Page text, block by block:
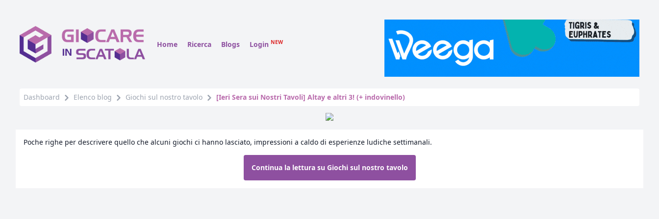
Home Ricerca Blogs Login NEW
Dashboard Elenco blog Giochi sul nostro tavolo [Ieri Sera sui Nostri Tavoli] Altay e altri 3! (+ indovinello)
Poche righe per descrivere quello che alcuni giochi ci hanno lasciato, impressioni a caldo di esperienze ludiche settimanali.
Continua la lettura su Giochi sul nostro tavolo